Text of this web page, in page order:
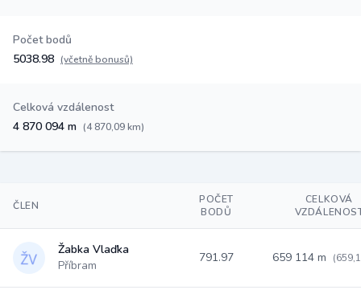
Počet bodů
5038.98 (včetně bonusů)
Celková vzdálenost
4 870 094 m (4 870,09 km)
ČLEN
POČET
BODŮ
CELKOVÁ
Žabka Vlaďka
Příbram
791.97 659 114 m